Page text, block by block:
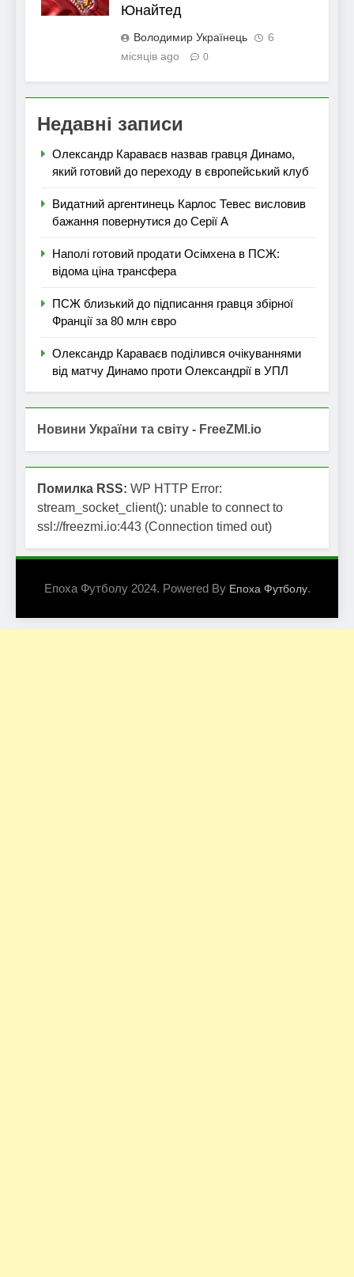
Юнайтед
Володимир Українець
6
місяців ago
0
Недавні записи
Олександр Караваєв назвав гравця Динамо,
який готовий до переходу в європейський клуб
Видатний аргентинець Карлос Тевес висловив
бажання повернутися до Серії А
Наполі готовий продати Осімхена в ПСЖ:
відома ціна трансфера
ПСЖ близький до підписання гравця збірної
Франції за 80 млн євро
Олександр Караваєв поділився очікуваннями
від матчу Динамо проти Олександрії в УПЛ
Новини України та світу - FreeZMI.io
Помилка RSS: WP HTTP Error:
stream_socket_client(): unable to connect to
ssl://freezmi.io:443 (Connection timed out)
Епоха Футболу 2024. Powered By Епоха Футболу.